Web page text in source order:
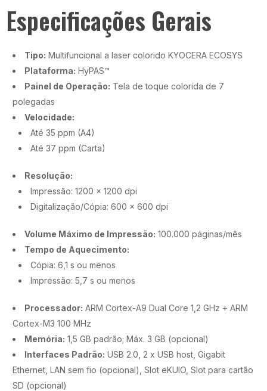
Especificações Gerais
Tipo: Multifuncional a laser colorido KYOCERA ECOSYS
Plataforma: HyPAS™
Painel de Operação: Tela de toque colorida de 7
polegadas
Velocidade:
Até 35 ppm (A4)
Até 37 ppm (Carta)
Resolução:
Impressão: 1200 x 1200 dpi
Digitalização/Cópia: 600 x 600 dpi
Volume Máximo de Impressão: 100.000 páginas/mês
Tempo de Aquecimento:
Cópia: 6,1 s ou menos
Impressão: 5,7 s ou menos
Processador: ARM Cortex-A9 Dual Core 1,2 GHz + ARM
Cortex-M3 100 MHz
Memória: 1,5 GB padrão; Máx. 3 GB (opcional)
Interfaces Padrão: USB 2.0, 2 x USB host, Gigabit
Ethernet, LAN sem fio (opcional), Slot eKUIO, Slot para cartão
SD (opcional)